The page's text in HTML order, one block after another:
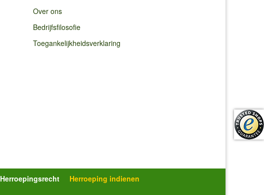
Over ons
Bedrijfsfilosofie
Toegankelijkheidsverklaring
Herroepingsrecht
Herroeping indienen